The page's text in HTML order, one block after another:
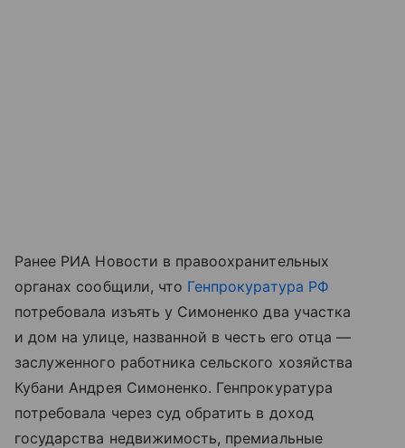
Ранее РИА Новости в правоохранительных
органах сообщили, что Генпрокуратура РФ
потребовала изъять у Симоненко два участка
и дом на улице, названной в честь его отца —
заслуженного работника сельского хозяйства
Кубани Андрея Симоненко. Генпрокуратура
потребовала через суд обратить в доход
государства недвижимость, премиальные